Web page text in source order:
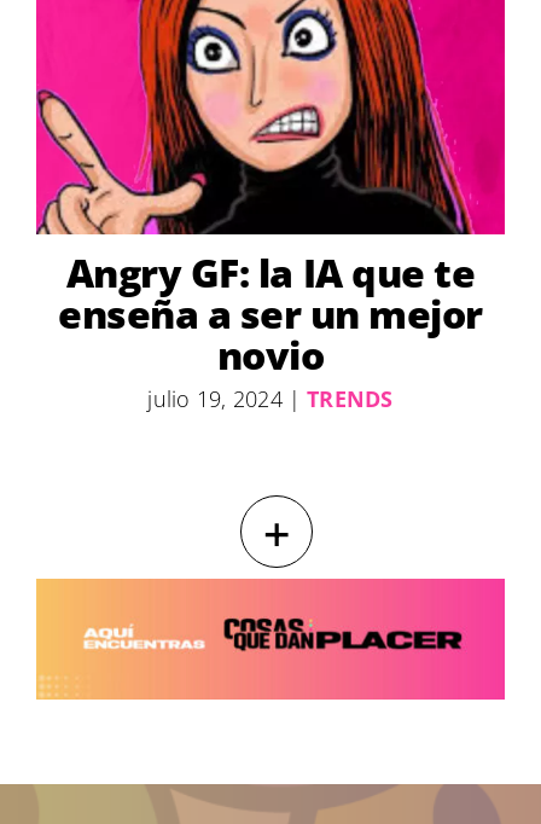
Angry GF: la IA que te
enseña a ser un mejor
novio
julio 19, 2024 | TRENDS
+